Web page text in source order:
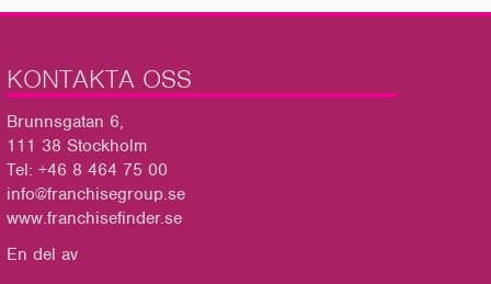
KONTAKTA OSS
Brunnsgatan 6,
111 38 Stockholm
Tel: +46 8 464 75 00
info@franchisegroup.se
www.franchisefinder.se
En del av